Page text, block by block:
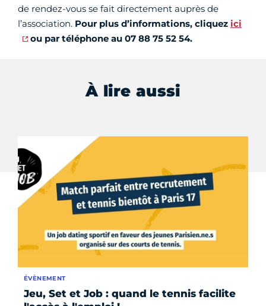
de rendez-vous se fait directement auprès de
l’association. Pour plus d’informations, cliquez ici
ou par téléphone au 07 88 75 52 54.
À lire aussi
Jeu, Set et Job : quand le tennis facilite
ÉVÈNEMENT